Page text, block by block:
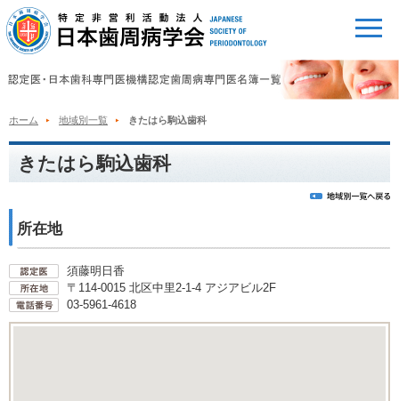
ホーム 地域別一覧 きたはら駒込歯科
きたはら駒込歯科
所在地
須藤明日香
〒114-0015 北区中里2-1-4 アジアビル2F
03-5961-4618